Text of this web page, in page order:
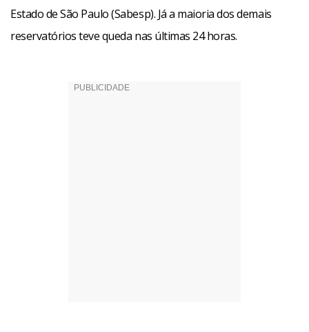
Estado de São Paulo (Sabesp). Já a maioria dos demais
reservatórios teve queda nas últimas 24 horas.